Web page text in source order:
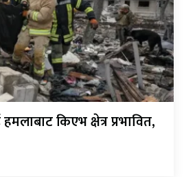
किएभ क्षेत्र प्रभावित,